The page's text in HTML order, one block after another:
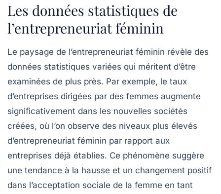
Les données statistiques de
l’entrepreneuriat féminin
Le paysage de l’entrepreneuriat féminin révèle des
données statistiques variées qui méritent d’être
examinées de plus près. Par exemple, le taux
d’entreprises dirigées par des femmes augmente
significativement dans les nouvelles sociétés
créées, où l’on observe des niveaux plus élevés
d’entrepreneuriat féminin par rapport aux
entreprises déjà établies. Ce phénomène suggère
une tendance à la hausse et un changement positif
dans l’acceptation sociale de la femme en tant